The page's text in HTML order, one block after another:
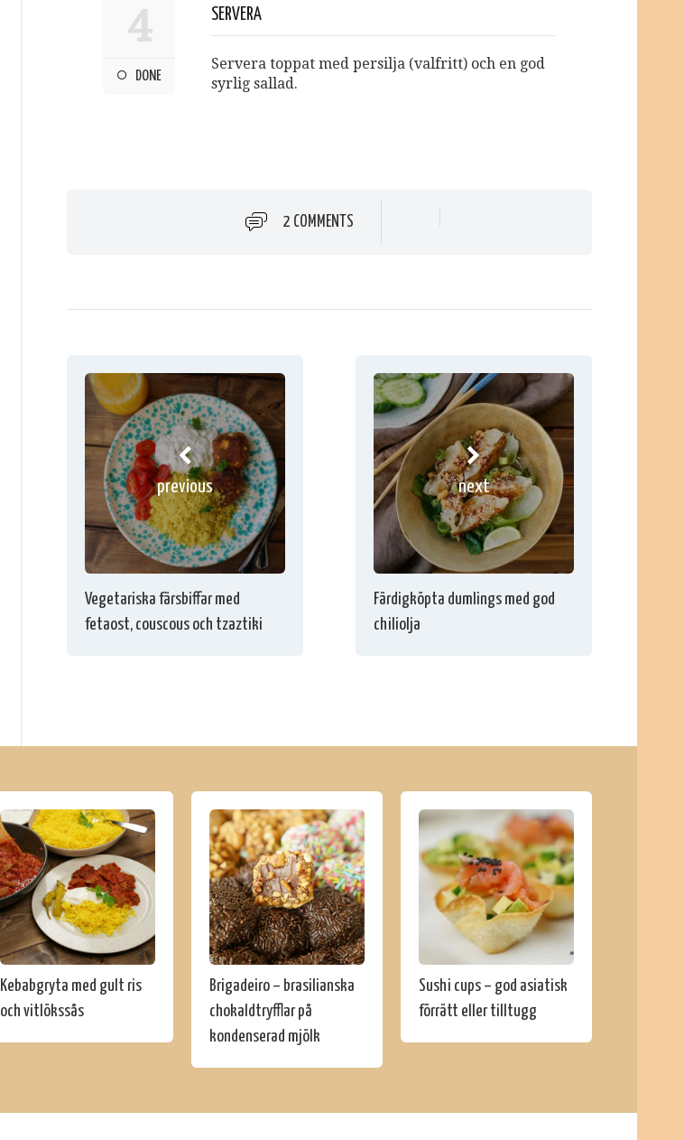
4
DONE
SERVERA
Servera toppat med persilja (valfritt) och en god
syrlig sallad.
2 COMMENTS
previous
Vegetariska färsbiffar med
fetaost, couscous och tzaztiki
next
Färdigköpta dumlings med god
chiliolja
Kebabgryta med gult ris
och vitlökssås
Brigadeiro – brasilianska
chokaldtryfflar på
kondenserad mjölk
Sushi cups – god asiatisk
förrätt eller tilltugg